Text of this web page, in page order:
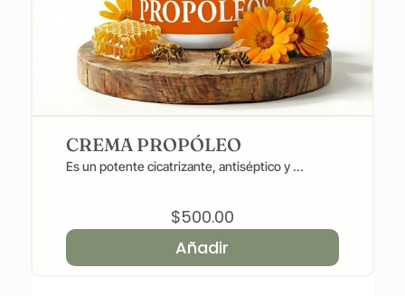
CREMA PROPÓLEO
Es un potente cicatrizante, antiséptico y ...
$500.00
Añadir